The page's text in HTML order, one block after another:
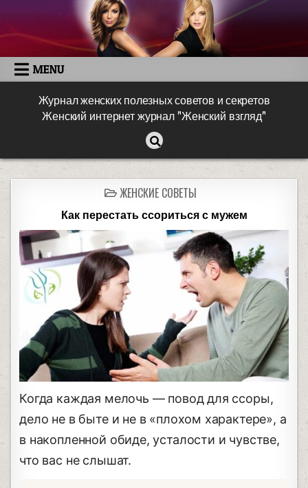
MENU
Журнал женских полезных советов и секретов
Женский интернет журнал "Женский взгляд"
ЖЕНСКИЕ СОВЕТЫ
Как перестать ссориться с мужем
Когда каждая мелочь — повод для ссоры,
дело не в быте и не в «плохом характере», а
в накопленной обиде, усталости и чувстве,
что вас не слышат.